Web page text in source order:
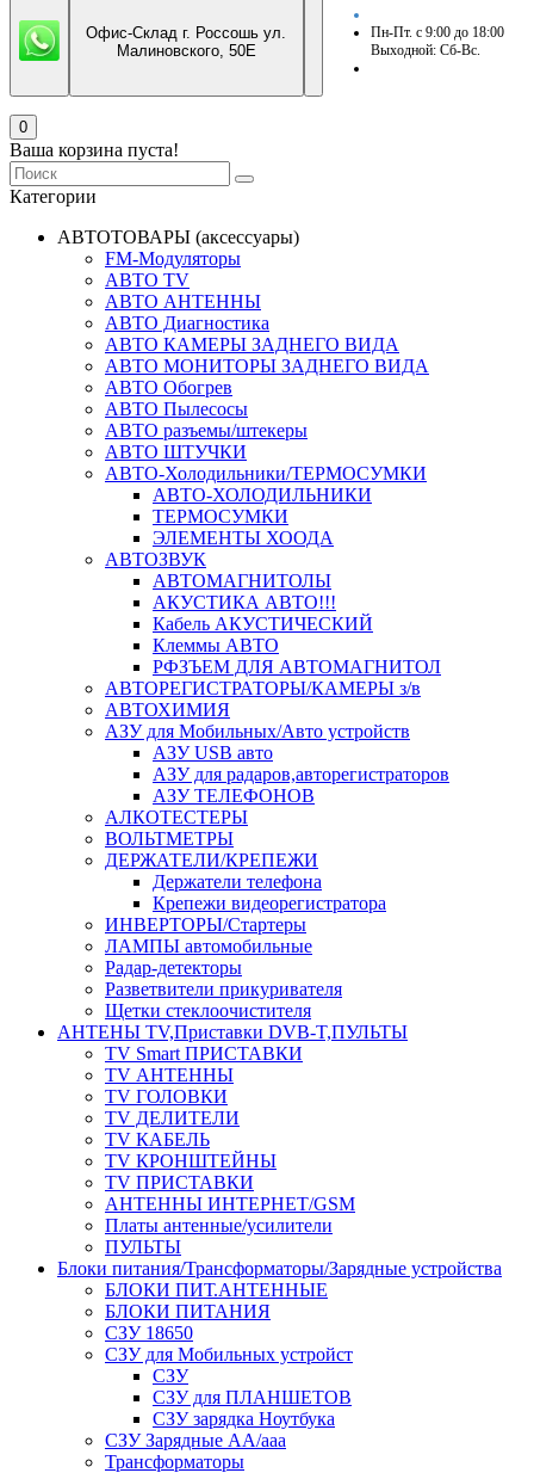
Офис-Склад г. Россошь ул.
Малиновского, 50Е
Пн-Пт. с 9:00 до 18:00
Выходной: Сб-Вс.
0
Ваша корзина пуста!
Категории
АВТОТОВАРЫ (аксессуары)
FM-Модуляторы
АВТО TV
АВТО АНТЕННЫ
АВТО Диагностика
АВТО КАМЕРЫ ЗАДНЕГО ВИДА
АВТО МОНИТОРЫ ЗАДНЕГО ВИДА
АВТО Обогрев
АВТО Пылесосы
АВТО разъемы/штекеры
АВТО ШТУЧКИ
АВТО-Холодильники/ТЕРМОСУМКИ
АВТО-ХОЛОДИЛЬНИКИ
ТЕРМОСУМКИ
ЭЛЕМЕНТЫ ХООДА
АВТОЗВУК
АВТОМАГНИТОЛЫ
АКУСТИКА АВТО!!!
Кабель АКУСТИЧЕСКИЙ
Клеммы АВТО
РФЗЪЕМ ДЛЯ АВТОМАГНИТОЛ
АВТОРЕГИСТРАТОРЫ/КАМЕРЫ з/в
АВТОХИМИЯ
АЗУ для Мобильных/Авто устройств
АЗУ USB авто
АЗУ для радаров,авторегистраторов
АЗУ ТЕЛЕФОНОВ
АЛКОТЕСТЕРЫ
ВОЛЬТМЕТРЫ
ДЕРЖАТЕЛИ/КРЕПЕЖИ
Держатели телефона
Крепежи видеорегистратора
ИНВЕРТОРЫ/Стартеры
ЛАМПЫ автомобильные
Радар-детекторы
Разветвители прикуривателя
Щетки стеклоочистителя
АНТЕНЫ ТV,Приставки DVB-T,ПУЛЬТЫ
TV Smart ПРИСТАВКИ
TV АНТЕННЫ
TV ГОЛОВКИ
TV ДЕЛИТЕЛИ
TV КАБЕЛЬ
TV КРОНШТЕЙНЫ
TV ПРИСТАВКИ
АНТЕННЫ ИНТЕРНЕТ/GSM
Платы антенные/усилители
ПУЛЬТЫ
Блоки питания/Трансформаторы/Зарядные устройства
БЛОКИ ПИТ.АНТЕННЫЕ
БЛОКИ ПИТАНИЯ
СЗУ 18650
СЗУ для Мобильных устройст
СЗУ
СЗУ для ПЛАНШЕТОВ
СЗУ зарядка Ноутбука
СЗУ Зарядные АА/ааа
Трансформаторы